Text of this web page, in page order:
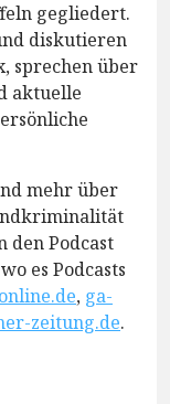
gegliedert.
diskutieren
sprechen über
aktuelle
mehr über
den Podcast
es Podcasts
, ga-
zeitung.de.